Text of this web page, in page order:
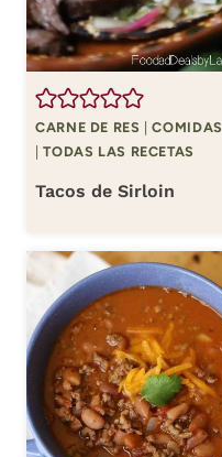
CARNE DE RES |COMIDAS
|TODAS LAS RECETAS
Tacos de Sirloin